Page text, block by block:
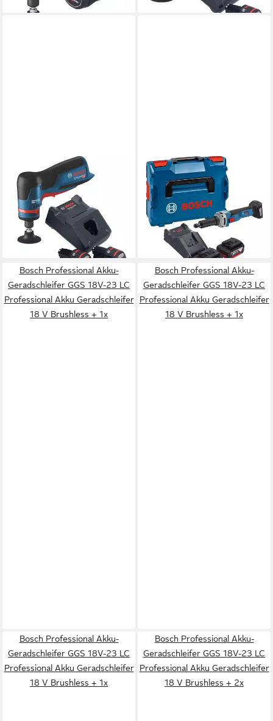
BOSCH PROFESSIONAL
Akku-Geradschleifer GWG
12V-50 S Professional Akku
Geradschleifer 12 V 6 mm
Brushless
321,17 €
lieferbar - in 2-3 Werktagen bei dir
BOSCH PROFESSIONAL
Akku-Geradschleifer GGS
18V-23 LC Professional Akku
Geradschleifer 18 V
Brushless + 2x
481,76 €
lieferbar - in 2-3 Werktagen bei dir
Bosch Professional Akku-
Geradschleifer GGS 18V-23 LC
Professional Akku Geradschleifer
18 V Brushless + 1x
Bosch Professional Akku-
Geradschleifer GGS 18V-23 LC
Professional Akku Geradschleifer
18 V Brushless + 1x
Bosch Professional Akku-
Geradschleifer GGS 18V-23 LC
Professional Akku Geradschleifer
18 V Brushless + 1x
Bosch Professional Akku-
Geradschleifer GGS 18V-23 LC
Professional Akku Geradschleifer
18 V Brushless + 2x